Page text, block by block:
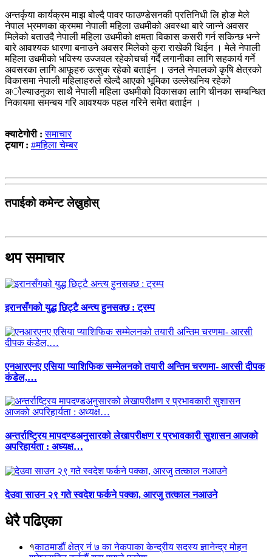
अन्तर्कृया कार्यक्रम माझ बोल्दै पावर फाउण्डेसनकी प्रतिनिधी लि होङ मेले
नेपाल भ्रमणका क्रममा नेपाली महिला उधमीको अवस्था बारे जान्ने अवसर
मिलेको बताउदै नेपाली महिला उधमीको क्षमता विकास कसरी गर्न सकिन्छ भन्ने
बारे आवश्यक धारणा बनाउने अवसर मिलेको कुरा राखेकी थिईन । मेले नेपाली
महिला उधमीको भविस्य उज्जवल रहेकोचर्चा गर्दै लगानीका लागि सहकार्य गर्ने
अवसरका लागि आफूहरु उत्सुक रहेको बताईन । उनले नेपालको कृषि क्षेत्रको
विकासमा नेपाली महिलाहरुले खेल्दै आएको भूमिका उल्लेखनिय रहेको
अौल्याउनुका साथै नेपाली महिला उधमीको विकासका लागि चीनका सम्बन्धित
निकायमा समन्बय गरि आवश्यक पहल गरिने समेत बताईन ।
क्याटेगोरी :समाचार
ट्याग : #महिला चेम्बर
तपाईको कमेन्ट लेख्नुहोस्
थप समाचार
इरानसँगको युद्ध छिट्टै अन्त्य हुनसक्छ : ट्रम्प
एनआरएनए एसिया प्याशिफिक सम्मेलनको तयारी अन्तिम चरणमा- आरसी दीपक
कंडेल,…
अन्तर्राष्ट्रिय मापदण्डअनुसारको लेखापरीक्षण र प्रभावकारी सुशासन आजको
अपरिहार्यता : अध्यक्ष…
देउवा साउन २९ गते स्वदेश फर्कने पक्का, आरजु तत्काल नआउने
धेरै पढिएका
१काठमाडौं क्षेत्र नं ७ का नेकपाका केन्द्रीय सदस्य ज्ञानेन्द्र मोहन